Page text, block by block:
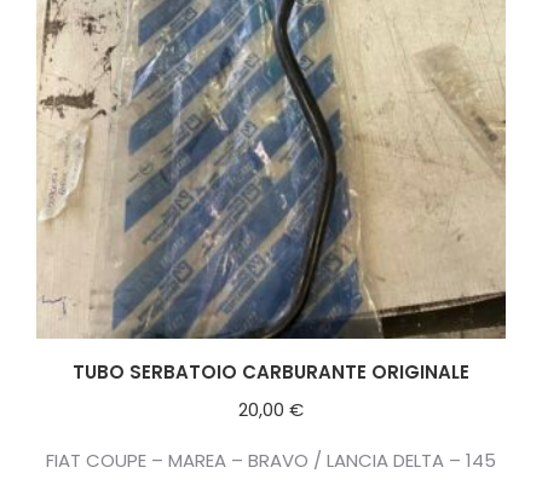
TUBO SERBATOIO CARBURANTE ORIGINALE
20,00 €
FIAT COUPE – MAREA – BRAVO / LANCIA DELTA – 145